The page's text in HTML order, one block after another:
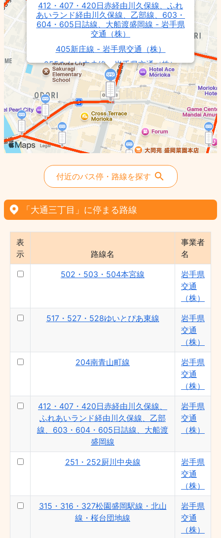
412・407・420日赤経由川久保線、ふれ
あいランド経由川久保線、乙部線、603・
604・605日詰線、大船渡盛岡線 - 岩手県
交通（株）
405新庄線 - 岩手県交通（株）
255みたけ中央線 - 岩手県交通（株）
501羽場線 - 岩手県交通（株）
212盛岡北高線 - 岩手県交通（株）
228あすみ野箱清水線 - 岩手県交通（株）
510南インター経由川久保線 - 岩手県交通
（株）
227滝沢かつらぎ団地線 - 岩手県交通
307・334基幹バス・駅上田線 - 岩手県交
423孝仁病院線 - 岩手県交通（株）
505飯岡線 - 岩手県交通（株）
106・411太田線・太田経由繋温泉線 - 岩手
260みたけ東線 - 岩手県交通（株）
513・514北高田線・矢巾医大線 - 岩手県
交通（株）
315・316・327松園盛岡駅線・北山線・桜
台団地線 - 岩手県交通（株）
201・202・203・209青山町線 - 岩手県
交通（株）
507・508・515川久保線・矢巾温泉線 -
502・503・504本宮線 - 岩手県交通
（株）
301・305・306・332基幹バス・上田線 -
岩手県交通（株）
422中央循環線 - 岩手県交通（株）
松園山岸線 - 岩手県交通（株）
517・527・528ゆいとぴあ東線 - 岩手県
601・602・603・604・606・618日詰線
- 岩手県交通（株）
付近のバス停・路線を探す
「大通三丁目」に停まる路線
表
示
路線名
事業者
名
502・503・504本宮線
岩手県
交通
（株）
517・527・528ゆいとぴあ東線
岩手県
交通
（株）
204南青山町線
岩手県
交通
（株）
412・407・420日赤経由川久保線、
ふれあいランド経由川久保線、乙部
線、603・604・605日詰線、大船渡
盛岡線
岩手県
交通
（株）
251・252厨川中央線
岩手県
交通
（株）
315・316・327松園盛岡駅線・北山
線・桜台団地線
岩手県
交通
（株）